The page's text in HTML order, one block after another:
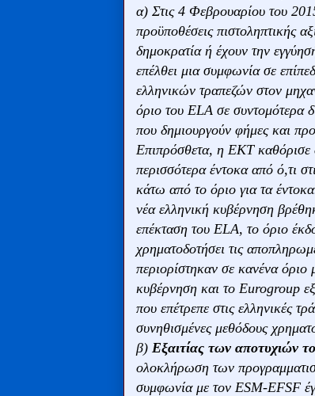
α) Στις 4 Φεβρουαρίου του
προϋποθέσεις πιστοληπτικής
δημοκρατία ή έχουν την
επέλθει μια συμφωνία σε
ελληνικών τραπεζών στον
όριο του ELA σε συντομότερα
που δημιουργούν φήμες και
Επιπρόσθετα, η ΕΚΤ καθόρισε
περισσότερα έντοκα από ό,τι
κάτω από το όριο για τα
νέα ελληνική κυβέρνηση
επέκταση του ELA, το όριο
χρηματοδοτήσει τις
περιορίστηκαν σε κανένα
κυβέρνηση και το Eurogroup
που επέτρεπε στις ελληνικές
συνηθισμένες μεθόδους
β) Εξαιτίας των αποτυχιών
ολοκλήρωση των
συμφωνία με τον ESM-EFSF